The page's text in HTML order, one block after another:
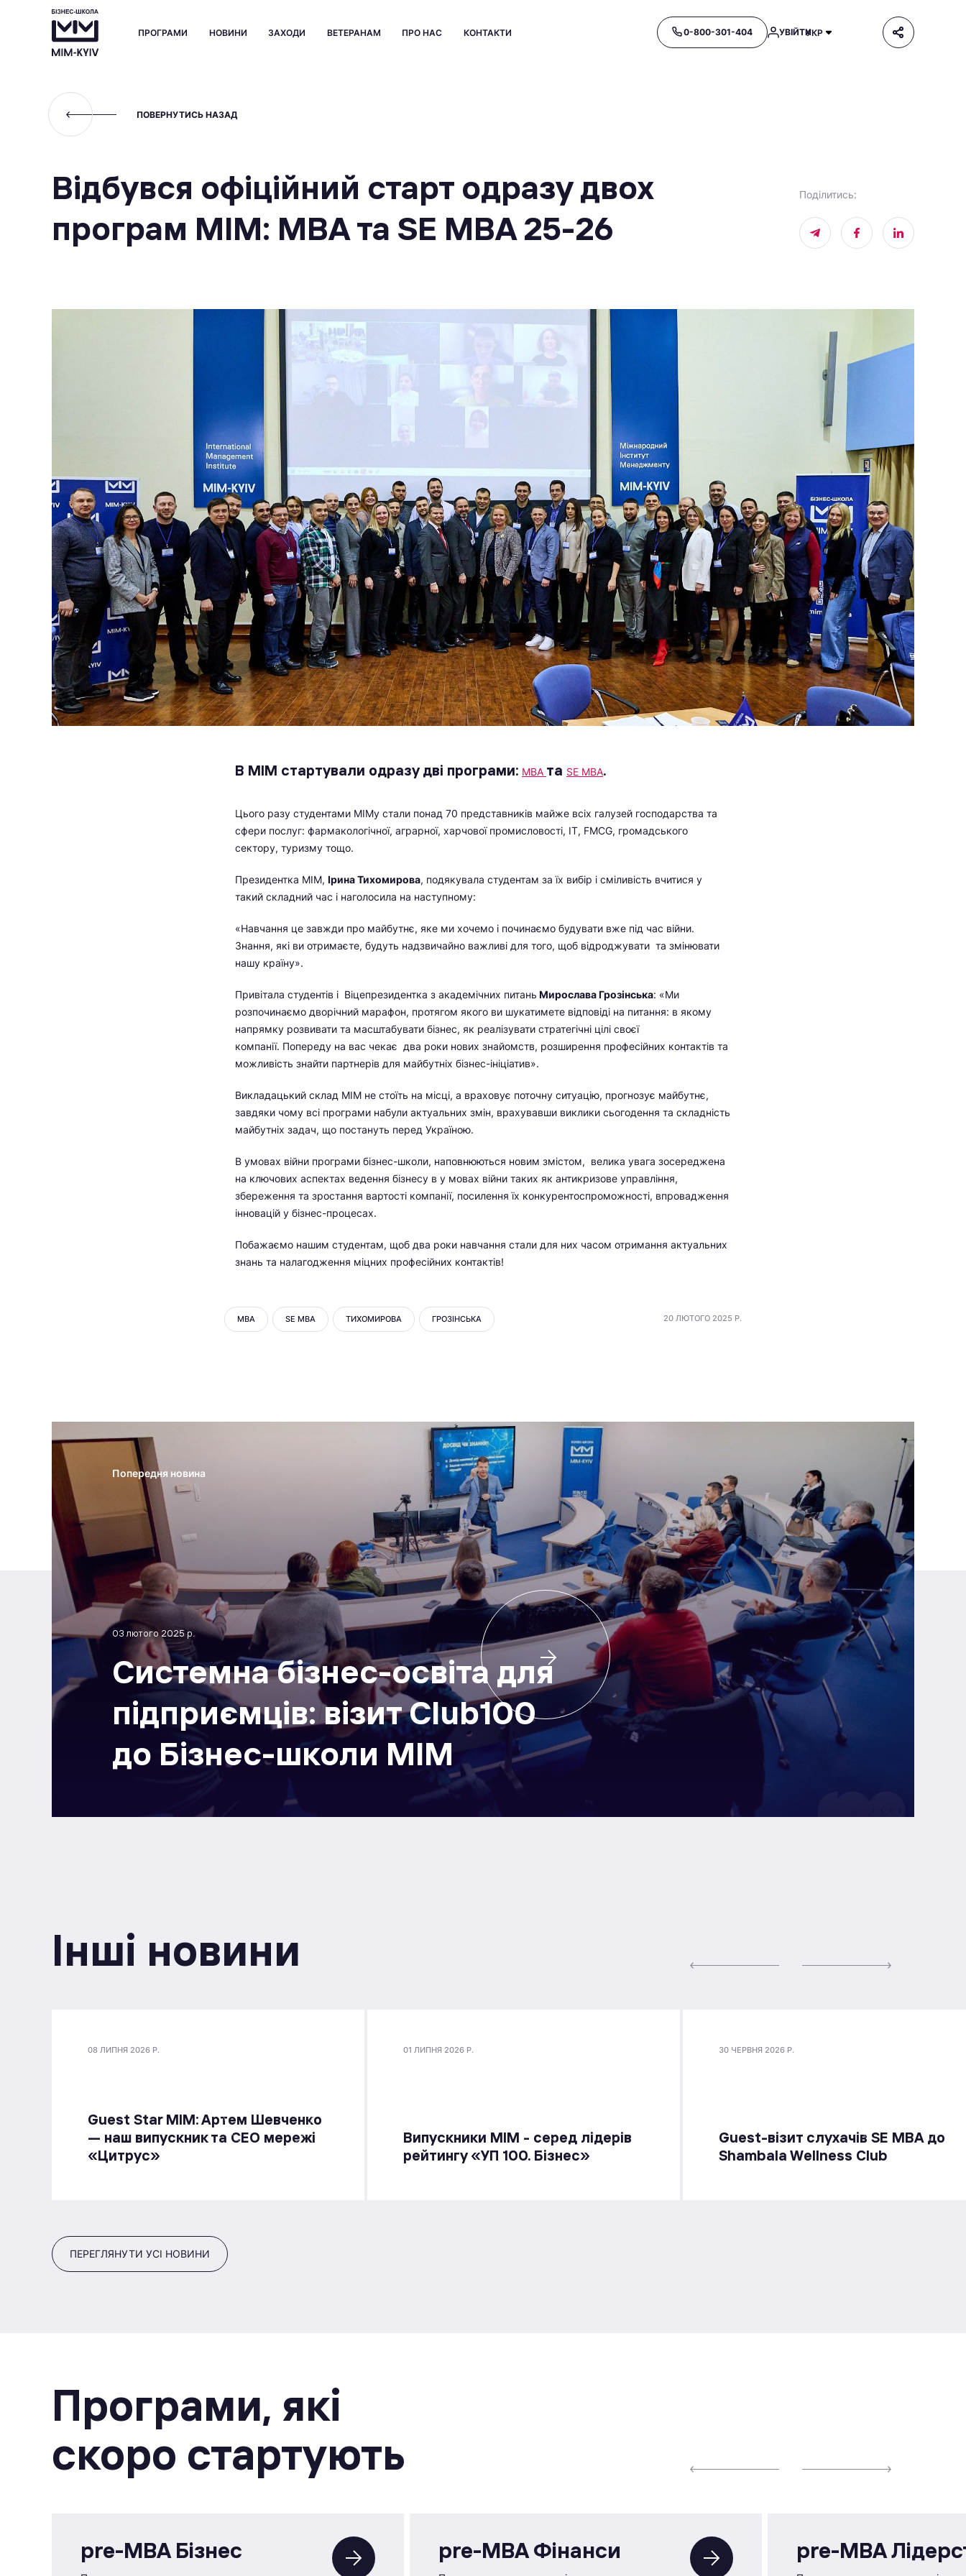
ПРОГРАМИ НОВИНИ ЗАХОДИ ВЕТЕРАНАМ ПРО НАС КОНТАКТИ 0-800-301-404 УВІЙТИУКР
ПОВЕРНУТИСЬ НАЗАД
Відбувся офіційний старт одразу двох
програм МІМ: MBA та SE MBA 25-26
Поділитись:
В МІМ стартували одразу дві програми: MBA та SE MBA.
Цього разу студентами МІМу стали понад 70 представників майже всіх галузей господарства та
сфери послуг: фармакологічної, аграрної, харчової промисловості, IT, FMCG, громадського
сектору, туризму тощо.
Президентка МІМ, Ірина Тихомирова, подякувала студентам за їх вибір і сміливість вчитися у
такий складний час і наголосила на наступному:
«Навчання це завжди про майбутнє, яке ми хочемо і починаємо будувати вже під час війни.
Знання, які ви отримаєте, будуть надзвичайно важливі для того, щоб відроджувати та змінювати
нашу країну».
Привітала студентів і Віцепрезидентка з академічних питань Мирослава Грозінська: «Ми
розпочинаємо дворічний марафон, протягом якого ви шукатимете відповіді на питання: в якому
напрямку розвивати та масштабувати бізнес, як реалізувати стратегічні цілі своєї
компанії. Попереду на вас чекає два роки нових знайомств, розширення професійних контактів та
можливість знайти партнерів для майбутніх бізнес-ініціатив».
Викладацький склад МІМ не стоїть на місці, а враховує поточну ситуацію, прогнозує майбутнє,
завдяки чому всі програми набули актуальних змін, врахувавши виклики сьогодення та складність
майбутніх задач, що постануть перед Україною.
В умовах війни програми бізнес-школи, наповнюються новим змістом, велика увага зосереджена
на ключових аспектах ведення бізнесу в у мовах війни таких як антикризове управління,
збереження та зростання вартості компанії, посилення їх конкурентоспроможності, впровадження
інновацій у бізнес-процесах.
Побажаємо нашим студентам, щоб два роки навчання стали для них часом отримання актуальних
знань та налагодження міцних професійних контактів!
MBA SE MBA ТИХОМИРОВА ГРОЗІНСЬКА 20 ЛЮТОГО 2025 Р.
Попередня новина
03 лютого 2025 р.
Системна бізнес-освіта для
підприємців: візит Club100
до Бізнес-школи МІМ
Інші новини
08 ЛИПНЯ 2026 Р.
Guest Star МІМ: Артем Шевченко
— наш випускник та СЕО мережі
«Цитрус»
01 ЛИПНЯ 2026 Р.
Випускники МІМ - серед лідерів
рейтингу «УП 100. Бізнес»
30 ЧЕРВНЯ 2026 Р.
Guest-візит слухачів SE MBA до
Shambala Wellness Club
ПЕРЕГЛЯНУТИ УСІ НОВИНИ
Програми, якi
скоро стартують
pre-MBA Бізнес pre-MBA Фінанси pre-MBA